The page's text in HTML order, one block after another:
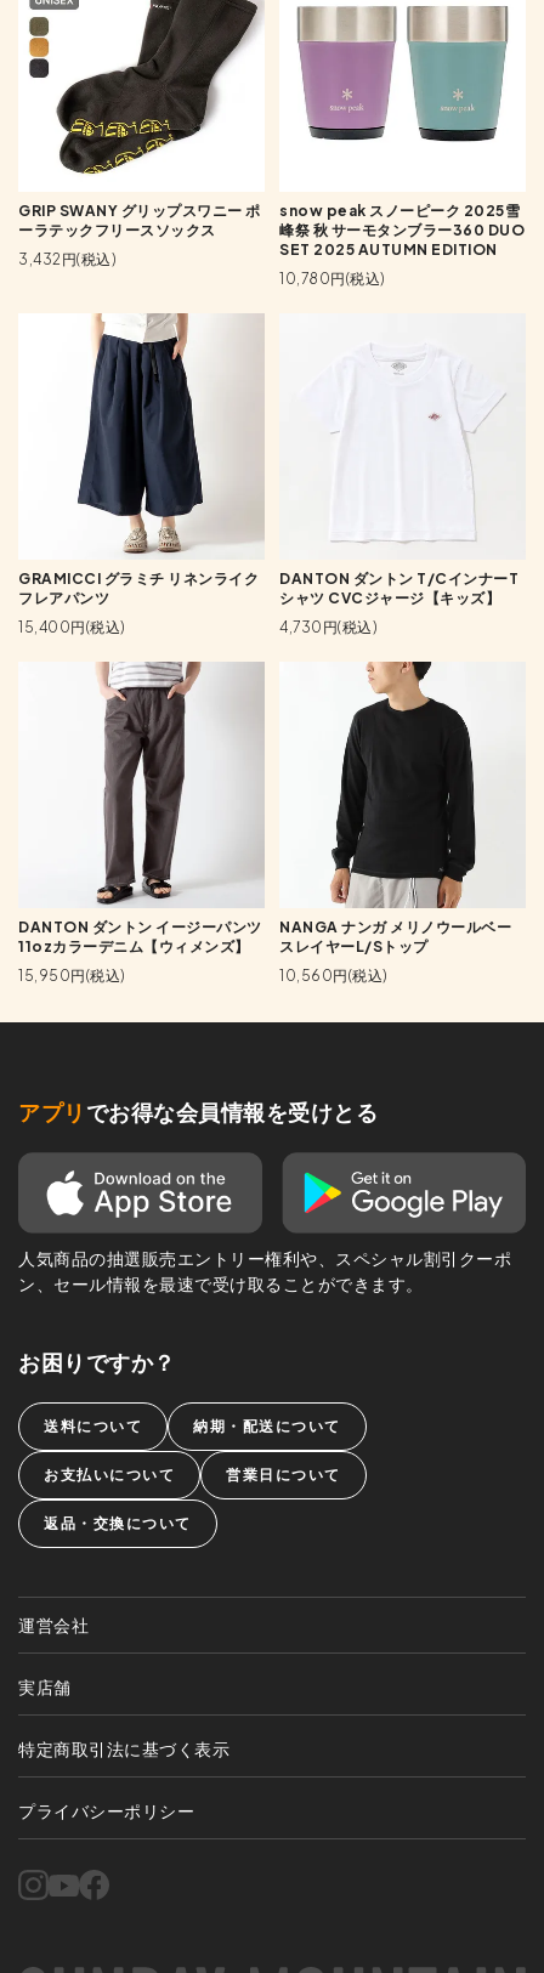
GRIP SWANY グリップスワニー ポ
ーラテックフリースソックス
3,432円(税込)
snow peak スノーピーク 2025雪
峰祭 秋 サーモタンブラー360 DUO
SET 2025 AUTUMN EDITION
10,780円(税込)
GRAMICCI グラミチ リネンライク
フレアパンツ
15,400円(税込)
DANTON ダントン T/CインナーT
シャツ CVCジャージ【キッズ】
4,730円(税込)
DANTON ダントン イージーパンツ
11ozカラーデニム【ウィメンズ】
15,950円(税込)
NANGA ナンガ メリノウールベー
スレイヤーL/Sトップ
10,560円(税込)
アプリ でお得な会員情報を受けとる
人気商品の抽選販売エントリー権利や、スペシャル割引クーポ
ン、セール情報を最速で受け取ることができます。
お困りですか？
送料について 納期・配送について
お支払いについて 営業日について
返品・交換について
運営会社
実店舗
特定商取引法に基づく表示
プライバシーポリシー